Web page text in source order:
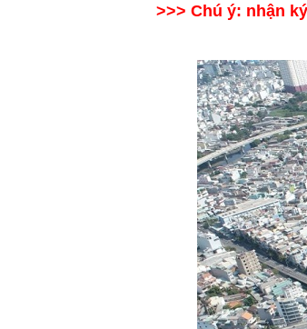
>>> Chú ý: nhận